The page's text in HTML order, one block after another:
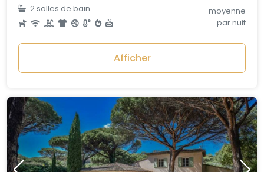
2 salles de bain
moyenne
par nuit
Afficher